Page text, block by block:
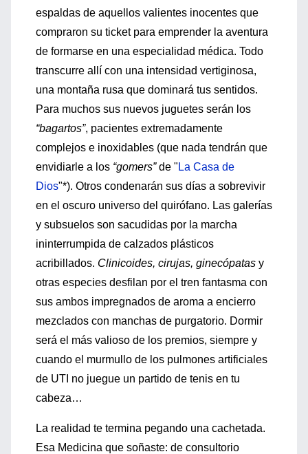
espaldas de aquellos valientes inocentes que
compraron su ticket para emprender la aventura
de formarse en una especialidad médica. Todo
transcurre allí con una intensidad vertiginosa,
una montaña rusa que dominará tus sentidos.
Para muchos sus nuevos juguetes serán los
“bagartos”, pacientes extremadamente
complejos e inoxidables (que nada tendrán que
envidiarle a los “gomers”de " La Casa de
Dios"*). Otros condenarán sus días a sobrevivir
en el oscuro universo del quirófano. Las galerías
y subsuelos son sacudidas por la marcha
ininterrumpida de calzados plásticos
acribillados. Clinicoides, cirujas, ginecópatas y
otras especies desfilan por el tren fantasma con
sus ambos impregnados de aroma a encierro
mezclados con manchas de purgatorio. Dormir
será el más valioso de los premios, siempre y
cuando el murmullo de los pulmones artificiales
de UTI no juegue un partido de tenis en tu
cabeza…
La realidad te termina pegando una cachetada.
Esa Medicina que soñaste: de consultorio